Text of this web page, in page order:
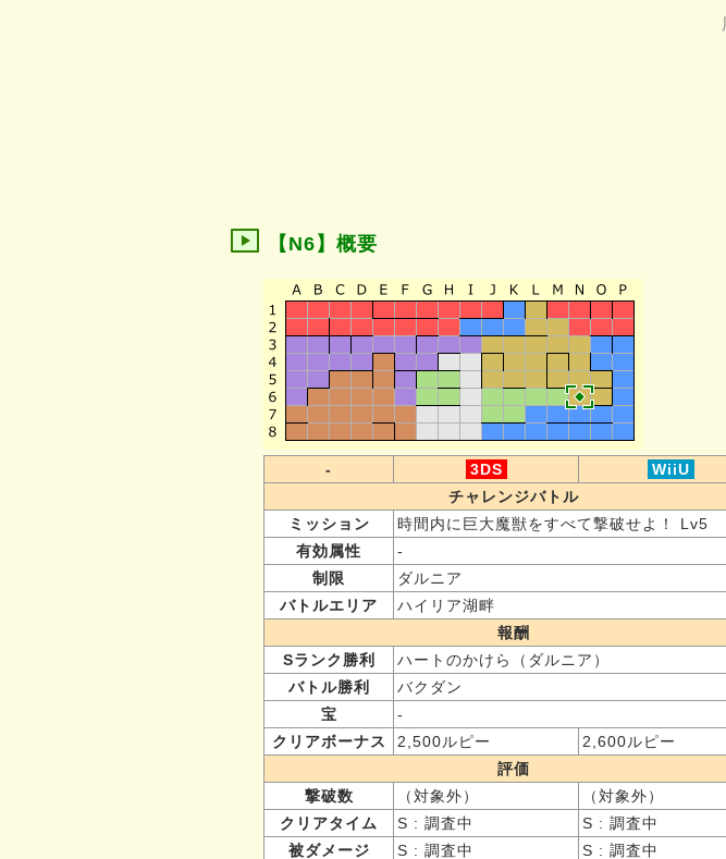
【N6】概要
- 3DS
WiiU
チャレンジバトル
ミッション
時間内に巨大魔獣をすべて撃破せよ！ Lv5
有効属性
-
制限
ダルニア
バトルエリア
ハイリア湖畔
報酬
Sランク勝利
ハートのかけら（ダルニア）
バトル勝利
バクダン
宝
-
クリアボーナス
2,500ルピー
2,600ルピー
評価
撃破数
（対象外）
（対象外）
クリアタイム
S : 調査中
S : 調査中
被ダメージ
S : 調査中 S : 調査中